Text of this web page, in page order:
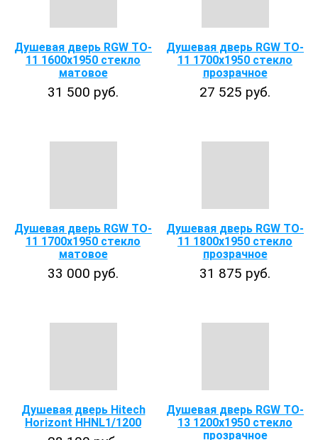
Душевая дверь RGW TO-
11 1600x1950 стекло
матовое
31 500 руб.
Душевая дверь RGW TO-
11 1700x1950 стекло
прозрачное
27 525 руб.
Душевая дверь RGW TO-
11 1700x1950 стекло
матовое
33 000 руб.
Душевая дверь RGW TO-
11 1800x1950 стекло
прозрачное
31 875 руб.
Душевая дверь Hitech
Horizont HHNL1/1200
Душевая дверь RGW TO-
13 1200x1950 стекло
прозрачное